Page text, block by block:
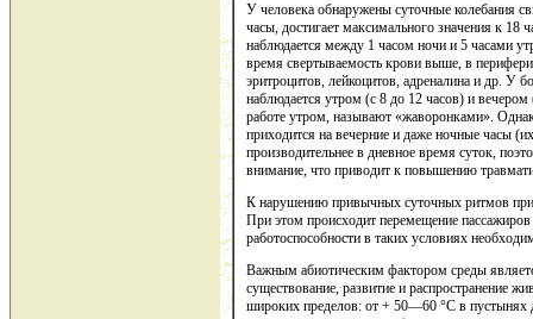
У человека обнаружены суточные колебания
часы, достигает максимального значения к
наблюдается между 1 часом ночи и 5 часами
время свертываемость крови выше, в
эритроцитов, лейкоцитов, адреналина и др. У
наблюдается утром (с 8 до 12 часов) и
работе утром, называют «жаворонками».
приходится на вечерние и даже ночные часы
производительнее в дневное время суток,
внимание, что приводит к повышению
К нарушению привычных суточных ритмов
При этом происходит перемещение
работоспособности в таких условиях
Важным абиотическим фактором среды
существование, развитие и распространение
широких пределов: от + 50—60 °С в